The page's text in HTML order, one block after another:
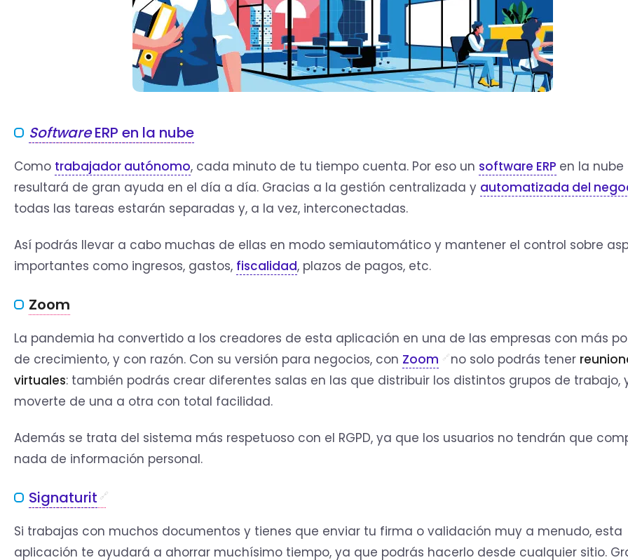
SoftwareERP en la nube
Como trabajador autónomo, cada minuto de tu tiempo cuenta. Por eso un software ERP en la nube
resultará de gran ayuda en el día a día. Gracias a la gestión centralizada y automatizada del
todas las tareas estarán separadas y, a la vez, interconectadas.
Así podrás llevar a cabo muchas de ellas en modo semiautomático y mantener el control sobre
importantes como ingresos, gastos, fiscalidad, plazos de pagos, etc.
Zoom
La pandemia ha convertido a los creadores de esta aplicación en una de las empresas con más
de crecimiento, y con razón. Con su versión para negocios, con Zoom no solo podrás tener
virtuales: también podrás crear diferentes salas en las que distribuir los distintos grupos de trabajo,
moverte de una a otra con total facilidad.
Además se trata del sistema más respetuoso con el RGPD, ya que los usuarios no tendrán que
nada de información personal.
Signaturit
Si trabajas con muchos documentos y tienes que enviar tu firma o validación muy a menudo, esta
aplicación te ayudará a ahorrar muchísimo tiempo, ya que podrás hacerlo desde cualquier sitio.